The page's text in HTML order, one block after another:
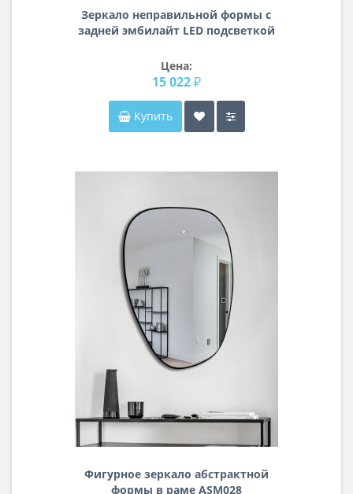
Зеркало неправильной формы с
задней эмбилайт LED подсветкой
Цена:
15 022 ₽
Купить
Фигурное зеркало абстрактной
формы в раме ASM028